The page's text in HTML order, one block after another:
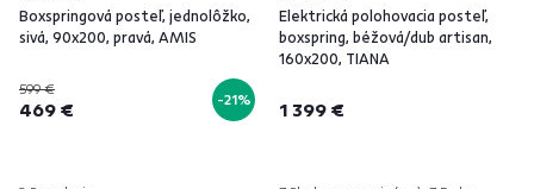
Boxspringová posteľ, jednolôžko,
sivá, 90x200, pravá, AMIS
599 €
469 € -21%
Elektrická polohovacia posteľ,
boxspring, béžová/dub artisan,
160x200, TIANA
1 399 €